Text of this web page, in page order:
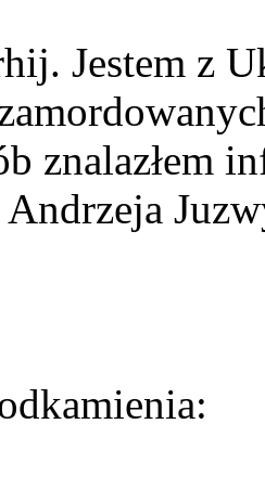
Jestem z
znalazłem